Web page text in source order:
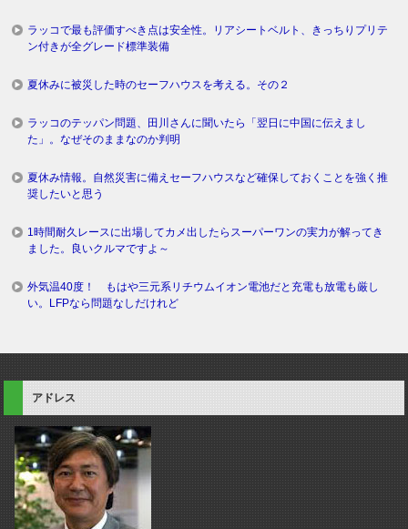
ラッコで最も評価すべき点は安全性。リアシートベルト、きっちりプリテ
ン付きが全グレード標準装備
夏休みに被災した時のセーフハウスを考える。その２
ラッコのテッパン問題、田川さんに聞いたら「翌日に中国に伝えまし
た」。なぜそのままなのか判明
夏休み情報。自然災害に備えセーフハウスなど確保しておくことを強く推
奨したいと思う
1時間耐久レースに出場してカメ出したらスーパーワンの実力が解ってき
ました。良いクルマですよ～
外気温40度！ もはや三元系リチウムイオン電池だと充電も放電も厳し
い。LFPなら問題なしだけれど
アドレス